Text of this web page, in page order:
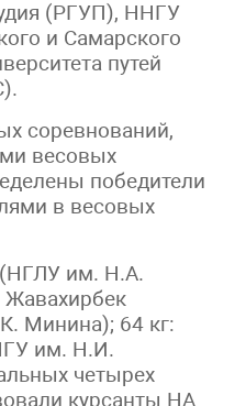
(РГУП), ННГУ
и Самарского
путей
соревнований,
весовых
победители
в весовых
(НГЛУ им. Н.А.
Минина); 64 кг:
им. Н.И.
четырех
курсанты НА